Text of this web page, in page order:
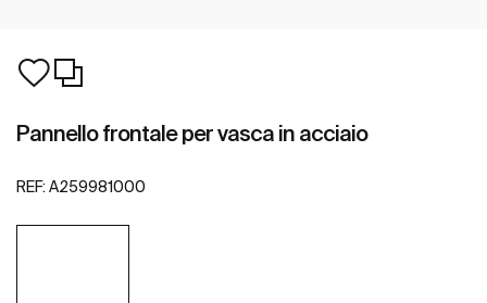
Pannello frontale per vasca in acciaio
REF: A259981000